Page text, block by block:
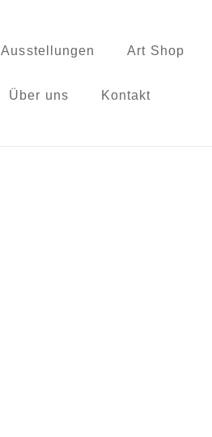
Ausstellungen Art Shop
Über uns Kontakt